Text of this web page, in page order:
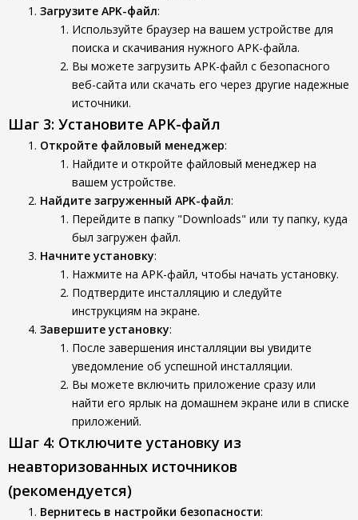
Загрузите APK-файл:
Используйте браузер на вашем устройстве для
поиска и скачивания нужного APK-файла.
Вы можете загрузить APK-файл с безопасного
веб-сайта или скачать его через другие надежные
источники.
Шаг 3: Установите APK-файл
Откройте файловый менеджер:
Найдите и откройте файловый менеджер на
вашем устройстве.
Найдите загруженный APK-файл:
Перейдите в папку "Downloads" или ту папку, куда
был загружен файл.
Начните установку:
Нажмите на APK-файл, чтобы начать установку.
Подтвердите инсталляцию и следуйте
инструкциям на экране.
Завершите установку:
После завершения инсталляции вы увидите
уведомление об успешной инсталляции.
Вы можете включить приложение сразу или
найти его ярлык на домашнем экране или в списке
приложений.
Шаг 4: Отключите установку из
неавторизованных источников
(рекомендуется)
Вернитесь в настройки безопасности: